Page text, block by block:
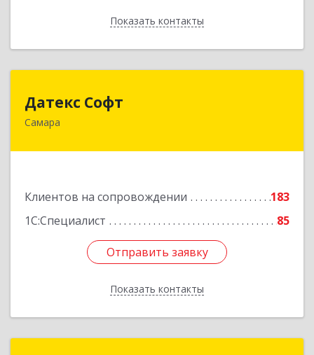
Показать контакты
Назад
Датекс Софт
Самара
Клиентов на сопровождении
183
1С:Специалист
85
Отправить заявку
Показать контакты
443070, Самарская обл, Самара г, Партизанская
Отправить заявку
Назад